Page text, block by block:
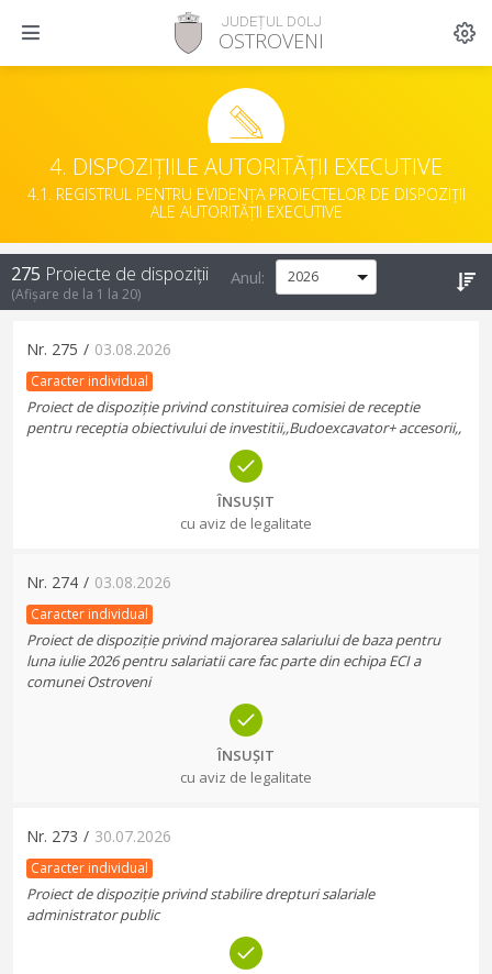
JUDEȚUL DOLJ
OSTROVENI
4. DISPOZIȚIILE AUTORITĂȚII EXECUTIVE
4.1. REGISTRUL PENTRU EVIDENȚA PROIECTELOR DE DISPOZIȚII
ALE AUTORITĂȚII EXECUTIVE
275 Proiecte de dispoziții
(Afișare de la 1 la 20)
Anul:
Nr. 275 / 03.08.2026
Caracter individual
Proiect de dispoziție privind constituirea comisiei de receptie
pentru receptia obiectivului de investitii,,Budoexcavator+ accesorii,,
ÎNSUȘIT
cu aviz de legalitate
Nr. 274 / 03.08.2026
Caracter individual
Proiect de dispoziție privind majorarea salariului de baza pentru
luna iulie 2026 pentru salariatii care fac parte din echipa ECI a
comunei Ostroveni
ÎNSUȘIT
cu aviz de legalitate
Nr. 273 / 30.07.2026
Caracter individual
Proiect de dispoziție privind stabilire drepturi salariale
administrator public